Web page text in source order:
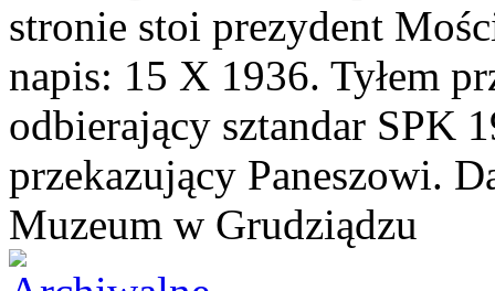
stronie stoi prezydent
napis: 15 X 1936. Tyłem
odbierający sztandar SPK
przekazujący Paneszowi.
Muzeum w Grudziądzu